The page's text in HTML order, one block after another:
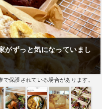
がずっと気になっていまし
で保護されている場合があります。